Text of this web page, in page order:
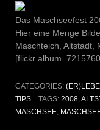
Das Maschseefest
Hier eine Menge
Maschteich, Altstadt,
[flickr
CATEGORIES:
TIPS
TAGS: 2008,
MASCHSEE,